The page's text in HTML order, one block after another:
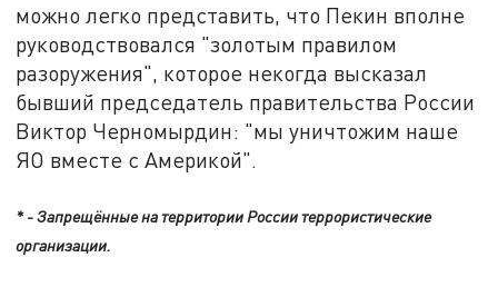
можно легко представить, что Пекин вполне
руководствовался "золотым правилом
разоружения", которое некогда высказал
бывший председатель правительства России
Виктор Черномырдин: "мы уничтожим наше
ЯО вместе с Америкой".
* - Запрещённые на территории России террористические
организации.